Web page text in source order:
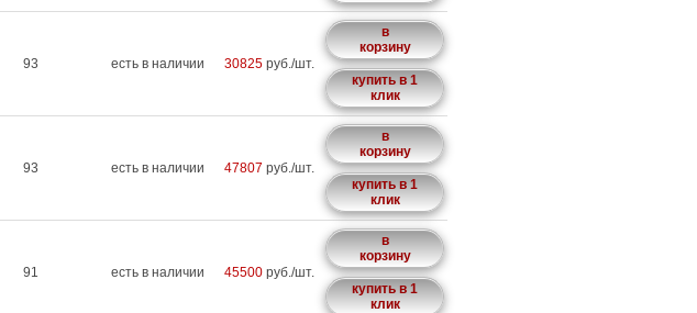
93 есть в наличии 30825 руб./шт.
в
корзину
купить в 1
клик
93 есть в наличии 47807 руб./шт.
в
корзину
купить в 1
клик
91 есть в наличии 45500 руб./шт.
в
корзину
купить в 1
клик